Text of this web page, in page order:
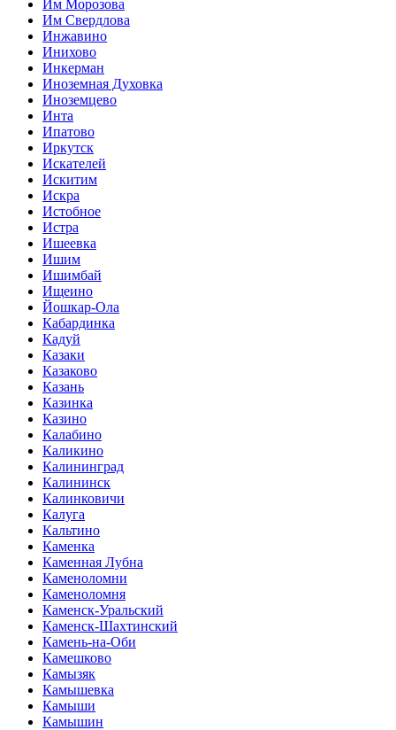
Им Морозова
Им Свердлова
Инжавино
Инихово
Инкерман
Иноземная Духовка
Иноземцево
Инта
Ипатово
Иркутск
Искателей
Искитим
Искра
Истобное
Истра
Ишеевка
Ишим
Ишимбай
Ищеино
Йошкар-Ола
Кабардинка
Кадуй
Казаки
Казаково
Казань
Казинка
Казино
Калабино
Каликино
Калининград
Калининск
Калинковичи
Калуга
Кальтино
Каменка
Каменная Лубна
Каменоломни
Каменоломня
Каменск-Уральский
Каменск-Шахтинский
Камень-на-Оби
Камешково
Камызяк
Камышевка
Камыши
Камышин